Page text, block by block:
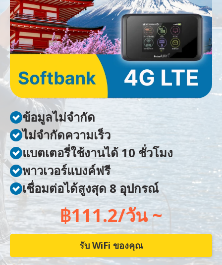
ข้อมูลไม่จำกัด
ไม่จำกัดความเร็ว
แบตเตอรี่ใช้งานได้ 10 ชั่วโมง
พาวเวอร์แบงค์ฟรี
เชื่อมต่อได้สูงสุด 8 อุปกรณ์
฿111.2/วัน ~
รับ WiFi ของคุณ